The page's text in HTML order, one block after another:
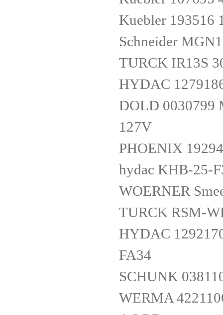
Kuebler 193516
Schneider
TURCK IR13S
HYDAC
DOLD 0030799
127V
PHOENIX
hydac KHB-25-
WOERNER
TURCK RSM-
HYDAC
FA34
SCHUNK
WERMA